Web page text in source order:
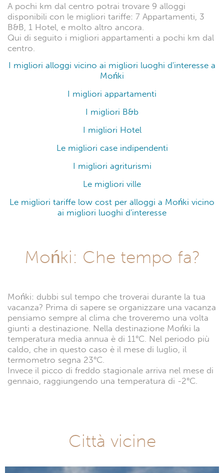
A pochi km dal centro potrai trovare 9 alloggi
disponibili con le migliori tariffe: 7 Appartamenti, 3
B&B, 1 Hotel, e molto altro ancora.
Qui di seguito i migliori appartamenti a pochi km dal
centro.
I migliori alloggi vicino ai migliori luoghi d'interesse a
Mońki
I migliori appartamenti
I migliori B&b
I migliori Hotel
Le migliori case indipendenti
I migliori agriturismi
Le migliori ville
Le migliori tariffe low cost per alloggi a Mońki vicino
ai migliori luoghi d'interesse
Mońki: Che tempo fa?
Mońki: dubbi sul tempo che troverai durante la tua
vacanza? Prima di sapere se organizzare una vacanza
pensiamo sempre al clima che troveremo una volta
giunti a destinazione. Nella destinazione Mońki la
temperatura media annua è di 11°C. Nel periodo più
caldo, che in questo caso è il mese di luglio, il
termometro segna 23°C.
Invece il picco di freddo stagionale arriva nel mese di
gennaio, raggiungendo una temperatura di -2°C.
Città vicine